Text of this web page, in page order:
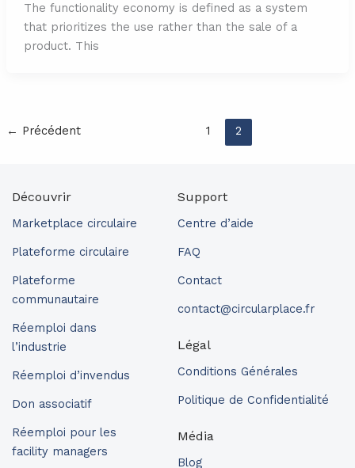
The functionality economy is defined as a system
that prioritizes the use rather than the sale of a
product. This
← Précédent 1 2
Découvrir
Marketplace circulaire
Plateforme circulaire
Plateforme
communautaire
Réemploi dans
l’industrie
Réemploi d’invendus
Don associatif
Réemploi pour les
facility managers
Support
Centre d’aide
FAQ
Contact
contact@circularplace.fr
Légal
Conditions Générales
Politique de Confidentialité
Média
Blog